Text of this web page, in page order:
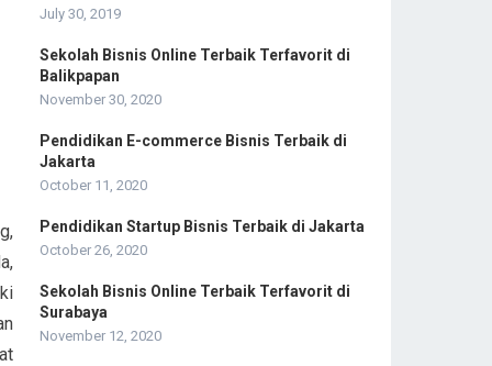
July 30, 2019
Sekolah Bisnis Online Terbaik Terfavorit di
Balikpapan
November 30, 2020
Pendidikan E-commerce Bisnis Terbaik di
Jakarta
October 11, 2020
Pendidikan Startup Bisnis Terbaik di Jakarta
October 26, 2020
Sekolah Bisnis Online Terbaik Terfavorit di
Surabaya
November 12, 2020